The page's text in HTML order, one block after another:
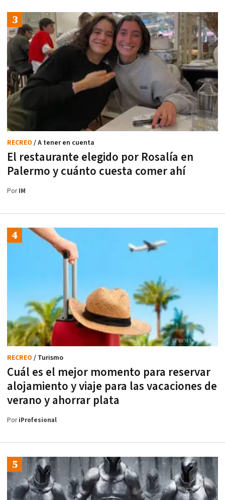
El restaurante elegido por Rosalía en
Palermo y cuánto cuesta comer ahí
RECREO / A tener en cuenta
PorIM
Cuál es el mejor momento para reservar
alojamiento y viaje para las vacaciones de
verano y ahorrar plata
RECREO / Turismo
PoriProfesional